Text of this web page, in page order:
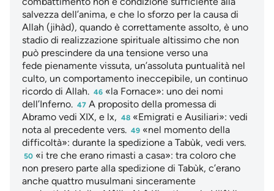
salvezza dell’anima, e che lo sforzo per la causa di
Allah (jihàd), quando è correttamente assolto, è uno
stadio di realizzazione spirituale altissimo che non
può prescindere da una tensione verso una
fede pienamente vissuta, un’assoluta puntualità nel
culto, un comportamento ineccepibile, un continuo
ricordo di Allah. 46 «la Fornace»: uno dei nomi
dell’Inferno. 47 A proposito della promessa di
Abramo vedi XIX, e lx, 48 «Emigrati e Ausiliari»: vedi
nota al precedente vers. 49 «nel momento della
difficoltà»: durante la spedizione a Tabùk, vedi vers.
50 «i tre che erano rimasti a casa»: tra coloro che
non presero parte alla spedizione di Tabùk, c’erano
anche quattro musulmani sinceramente